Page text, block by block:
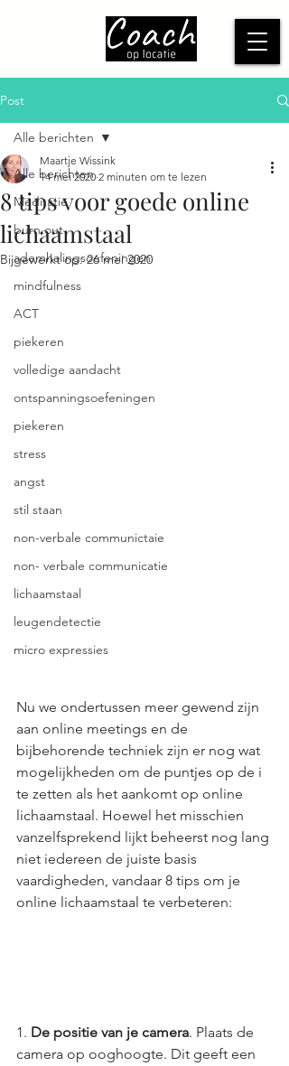
Post
Alle berichten
Meditatie
burn out
ademhalingsoefeningen
mindfulness
ACT
piekeren
volledige aandacht
ontspanningsoefeningen
piekeren
stress
angst
stil staan
non-verbale communictaie
non- verbale communicatie
lichaamstaal
leugendetectie
micro expressies
Alle berichten
8 tips voor goede online
lichaamstaal
Maartje Wissink
14 mei 2020 2 minuten om te lezen
Bijgewerkt op:26 mei 2020
Nu we ondertussen meer gewend zijn
aan online meetings en de
bijbehorende techniek zijn er nog wat
mogelijkheden om de puntjes op de i
te zetten als het aankomt op online
lichaamstaal. Hoewel het misschien
vanzelfsprekend lijkt beheerst nog lang
niet iedereen de juiste basis
vaardigheden, vandaar 8 tips om je
online lichaamstaal te verbeteren:
1. De positie van je camera. Plaats de
camera op ooghoogte. Dit geeft een